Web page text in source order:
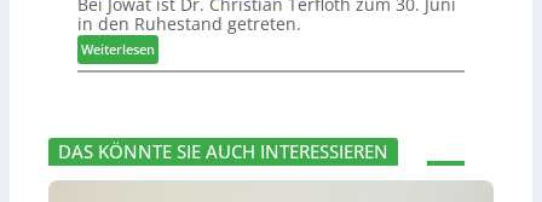
u
k
t
s
h
e
c
h
b
e
e
r
u
a
m
m
n
g
:
in den Ruhestand getreten.
Weiterlesen:
J
a
t
-
DAS KÖNNTE SIE AUCH INTERESSIEREN